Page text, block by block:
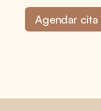
Agendar cita